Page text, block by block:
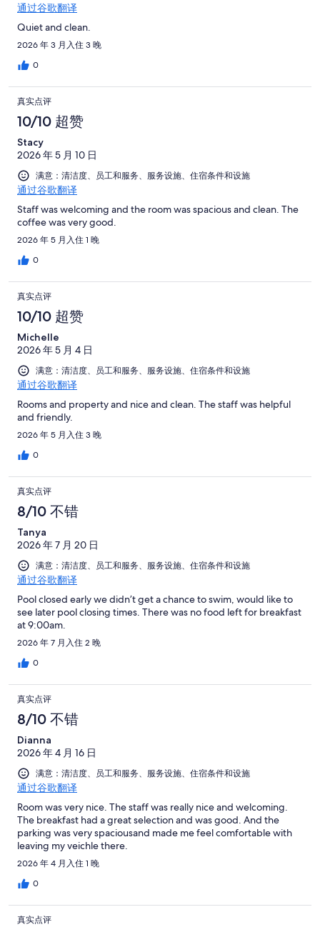
通过谷歌翻译
Quiet and clean.
2026 年 3 月入住 3 晚
0
真实点评
10/10 超赞
Stacy
2026 年 5 月 10 日
满意：清洁度、员工和服务、服务设施、住宿条件和设施
通过谷歌翻译
Staff was welcoming and the room was spacious and clean. The
coffee was very good.
2026 年 5 月入住 1 晚
0
真实点评
10/10 超赞
Michelle
2026 年 5 月 4 日
满意：清洁度、员工和服务、服务设施、住宿条件和设施
通过谷歌翻译
Rooms and property and nice and clean. The staff was helpful
and friendly.
2026 年 5 月入住 3 晚
0
真实点评
8/10 不错
Tanya
2026 年 7 月 20 日
满意：清洁度、员工和服务、服务设施、住宿条件和设施
通过谷歌翻译
Pool closed early we didn’t get a chance to swim, would like to
see later pool closing times. There was no food left for breakfast
at 9:00am.
2026 年 7 月入住 2 晚
0
真实点评
8/10 不错
Dianna
2026 年 4 月 16 日
满意：清洁度、员工和服务、服务设施、住宿条件和设施
通过谷歌翻译
Room was very nice. The staff was really nice and welcoming.
The breakfast had a great selection and was good. And the
parking was very spaciousand made me feel comfortable with
leaving my veichle there.
2026 年 4 月入住 1 晚
0
真实点评